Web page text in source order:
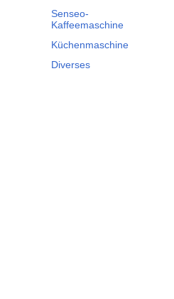
Senseo-
Kaffeemaschine
Küchenmaschine
Diverses